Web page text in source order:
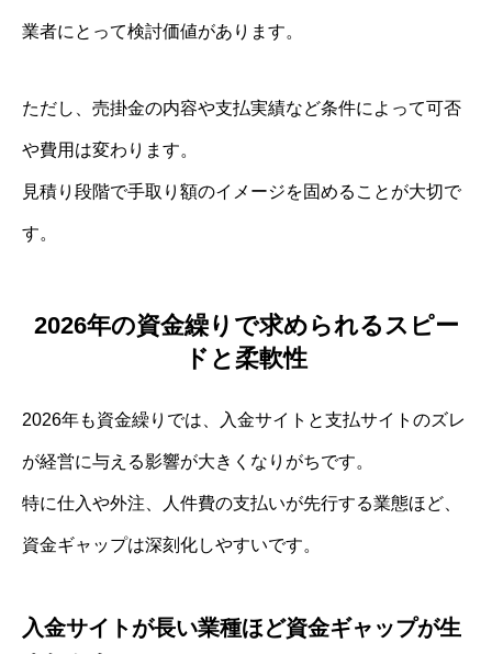
業者にとって検討価値があります。
ただし、売掛金の内容や支払実績など条件によって可否
や費用は変わります。
見積り段階で手取り額のイメージを固めることが大切で
す。
2026年の資金繰りで求められるスピー
ドと柔軟性
2026年も資金繰りでは、入金サイトと支払サイトのズレ
が経営に与える影響が大きくなりがちです。
特に仕入や外注、人件費の支払いが先行する業態ほど、
資金ギャップは深刻化しやすいです。
入金サイトが長い業種ほど資金ギャップが生